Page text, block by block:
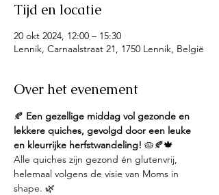
Tijd en locatie
20 okt 2024, 12:00 – 15:30
Lennik, Carnaalstraat 21, 1750 Lennik, België
Over het evenement
🍂 Een gezellige middag vol gezonde en
lekkere quiches, gevolgd door een leuke
en kleurrijke herfstwandeling! 🥧🍂🍁
Alle quiches zijn gezond én glutenvrij,
helemaal volgens de visie van Moms in
shape. 🌿